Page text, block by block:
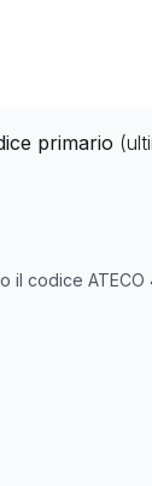
primario
il codice ATECO